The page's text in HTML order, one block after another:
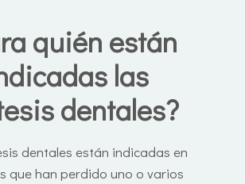
quién están
las
dentales?
dentales están indicadas en
que han perdido uno o varios